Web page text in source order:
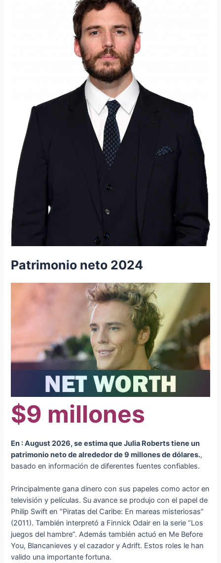
Patrimonio neto 2024
$9 millones
En : August 2026, se estima que Julia Roberts tiene un
patrimonio neto de alrededor de 9 millones de dólares.,
basado en información de diferentes fuentes confiables.
Principalmente gana dinero con sus papeles como actor en
televisión y películas. Su avance se produjo con el papel de
Philip Swift en “Piratas del Caribe: En mareas misteriosas”
(2011). También interpretó a Finnick Odair en la serie “Los
juegos del hambre”. Además también actuó en Me Before
You, Blancanieves y el cazador y Adrift. Estos roles le han
valido una importante fortuna.